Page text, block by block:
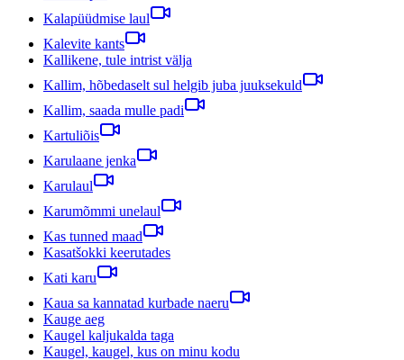
Kalapüüdmise laul
Kalevite kants
Kallikene, tule intrist välja
Kallim, hõbedaselt sul helgib juba juuksekuld
Kallim, saada mulle padi
Kartuliõis
Karulaane jenka
Karulaul
Karumõmmi unelaul
Kas tunned maad
Kasatšokki keerutades
Kati karu
Kaua sa kannatad kurbade naeru
Kauge aeg
Kaugel kaljukalda taga
Kaugel, kaugel, kus on minu kodu